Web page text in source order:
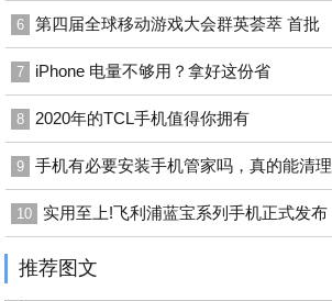
6 第四届全球移动游戏大会群英荟萃 首批
7 iPhone 电量不够用？拿好这份省
8 2020年的TCL手机值得你拥有
9 手机有必要安装手机管家吗，真的能清理
10 实用至上!飞利浦蓝宝系列手机正式发布
推荐图文